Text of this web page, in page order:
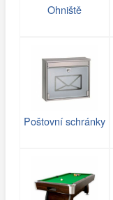
Ohniště
Poštovní schránky